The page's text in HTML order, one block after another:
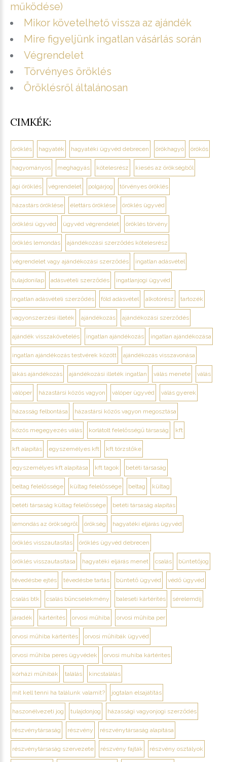
működése)
Mikor követelhető vissza az ajándék
Mire figyeljünk ingatlan vásárlás során
Végrendelet
Törvényes öröklés
Öröklésről általánosan
CIMKÉK:
öröklés hagyaték hagyatéki ügyvéd debrecen örökhagyó örökös
hagyományos meghagyás kötelesrész kiesés az örökségből
ági öröklés végrendelet polgárjog törvényes öröklés
házastárs öröklése élettárs öröklése öröklés ügyvéd
öröklési ügyvéd ügyvéd végrendelet öröklés törvény
öröklés lemondás ajándékozási szerződés kötelesrész
végrendelet vagy ajándékozási szerződés ingatlan adásvétel
tulajdonilap adásvételi szerződés ingatlanjogi ügyvéd
ingatlan adásvételi szerződés föld adásvétel alkotórész tartozék
vagyonszerzési illeték ajándékozás ajándékozási szerződés
ajándék visszakövetelés ingatlan ajándékozás ingatlan ajándékozása
ingatlan ajándékozás testvérek között ajándékozás visszavonása
lakás ajándékozás ajándékozási illeték ingatlan válás menete válás
válóper házastársi közös vagyon válóper ügyvéd válás gyerek
házasság felbontása házastársi közös vagyon megosztása
közös megegyezés válás korlátolt felelősségű társaság kft
kft alapítás egyszemélyes kft kft törzstőke
egyszemélyes kft alapítása kft tagok betéti társaság
beltag felelőssége kültag felelőssége beltag kültag
betéti társaság kültag felelőssége betéti társaság alapítás
lemondás az örökségről örökség hagyatéki eljárás ügyvéd
öröklés visszautasítás öröklés ügyvéd debrecen
öröklés visszautasítása hagyatéki eljárás menet csalás büntetőjog
tévedésbe ejtés tévedésbe tartás büntető ügyvéd védő ügyvéd
csalás btk csalás bűncselekmény baleseti kártérítés sérelemdíj
járadék kártérítés orvosi műhiba orvosi műhiba per
orvosi műhiba kártérítés orvosi műhibák ügyvéd
orvosi műhiba peres ügyvédek orvosi muhiba kártérítes
kórházi műhibák találás kincstalálás
mit kell tenni ha találunk valamit? jogtalan elsajátítás
haszonélvezeti jog tulajdonjog házassági vagyonjogi szerződés
részvénytársaság részvény részvénytársaság alapítása
részvénytársaság szervezete részvény fajták részvény osztályok